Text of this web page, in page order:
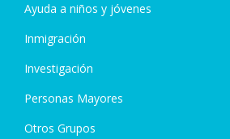
Ayuda a niños y jóvenes
Inmigración
Investigación
Personas Mayores
Otros Grupos